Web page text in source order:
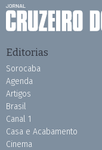
Editorias
Sorocaba
Agenda
Artigos
Brasil
Canal 1
Casa e Acabamento
Cinema